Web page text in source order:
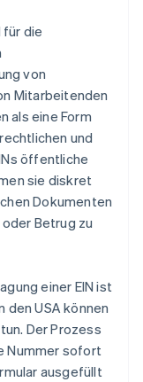
für die
von
Mitarbeitenden
als eine Form
und
öffentliche
sie diskret
Dokumenten
Betrug zu
einer EIN ist
den USA können
tun. Der Prozess
Nummer sofort
ausgefüllt